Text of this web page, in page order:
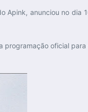
Apink, anunciou no
programação oficial